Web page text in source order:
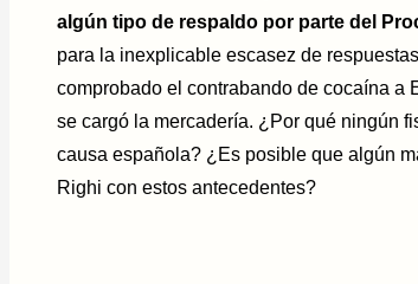
algún tipo de respaldo por parte del
para la inexplicable escasez de
comprobado el contrabando de cocaína a
se cargó la mercadería. ¿Por qué ningún
causa española? ¿Es posible que algún
Righi con estos antecedentes?